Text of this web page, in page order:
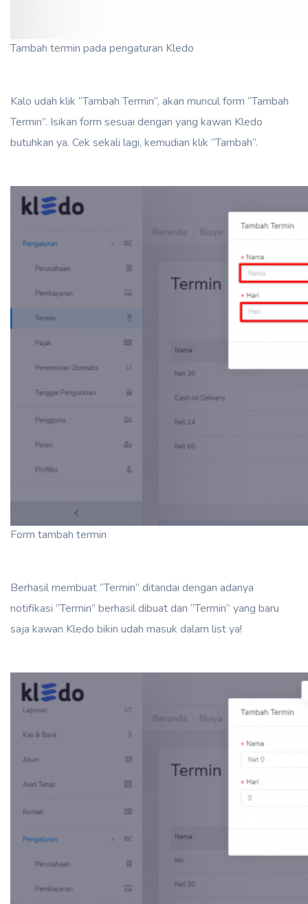
Tambah termin pada pengaturan Kledo
Kalo udah klik “Tambah Termin”, akan muncul form “Tambah
Termin”. Isikan form sesuai dengan yang kawan Kledo
butuhkan ya. Cek sekali lagi, kemudian klik “Tambah”.
Form tambah termin
Berhasil membuat “Termin” ditandai dengan adanya
notifikasi “Termin” berhasil dibuat dan “Termin” yang baru
saja kawan Kledo bikin udah masuk dalam list ya!